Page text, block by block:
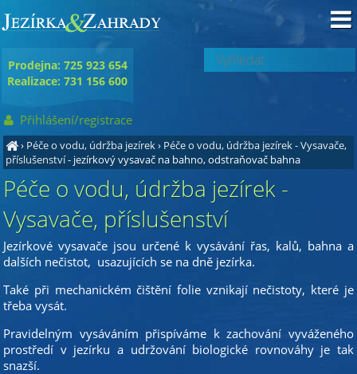
› Péče o vodu, údržba jezírek› Péče o vodu, údržba jezírek - Vysavače,
příslušenství- jezírkový vysavač na bahno, odstraňovač bahna
Péče o vodu, údržba jezírek -
Vysavače, příslušenství
Jezírkové vysavače jsou určené k vysávání řas, kalů, bahna a
dalších nečistot, usazujících se na dně jezírka.
Také při mechanickém čištění folie vznikají nečistoty, které je
třeba vysát.
Pravidelným vysáváním přispíváme k zachování vyváženého
prostředí v jezírku a udržování biologické rovnováhy je tak
snazší.
Prodejna: 725 923 654
Realizace: 731 156 600
Přihlášení/registrace